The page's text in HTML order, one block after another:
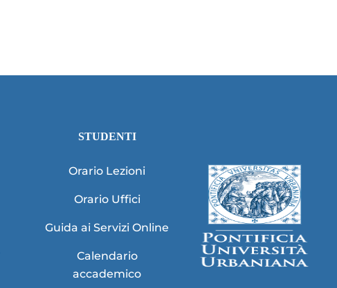
STUDENTI
Orario Lezioni
Orario Uffici
Guida ai Servizi Online
Calendario
accademico